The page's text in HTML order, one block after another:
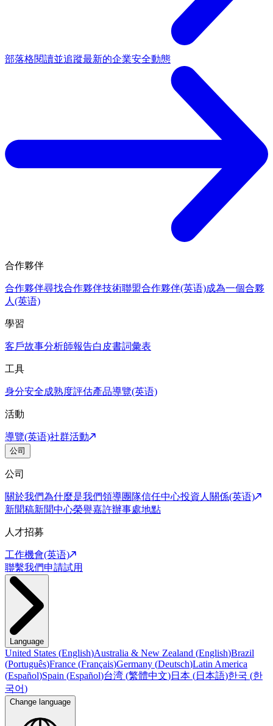
部落格閱讀並追蹤最新的企業安全動態
合作夥伴
合作夥伴尋找合作夥伴技術聯盟合作夥伴(英语)成為一個合夥
人(英语)
學習
客戶故事分析師報告白皮書詞彙表
工具
身分安全成熟度評估產品導覽(英语)
活動
導覽(英语)社群活動
公司
公司
關於我們為什麼是我們領導團隊信任中心投資人關係(英语)
新聞稿新聞中心榮譽嘉許辦事處地點
人才招募
工作機會(英语)
聯繫我們申請試用
Language
United States (English)Australia & New Zealand (English)Brazil
(Português)France (Français)Germany (Deutsch)Latin America
(Español)Spain (Español)台湾 (繁體中文)日本 (日本語)한국 (한
국어)
Change language